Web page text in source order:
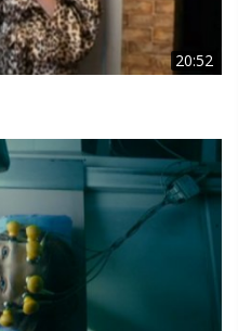
20:52